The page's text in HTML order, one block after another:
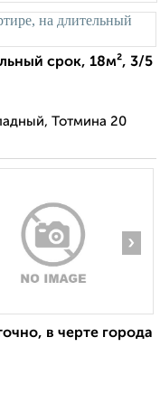
срок, 18м², 3/5
Тотмина 20
›
в черте города